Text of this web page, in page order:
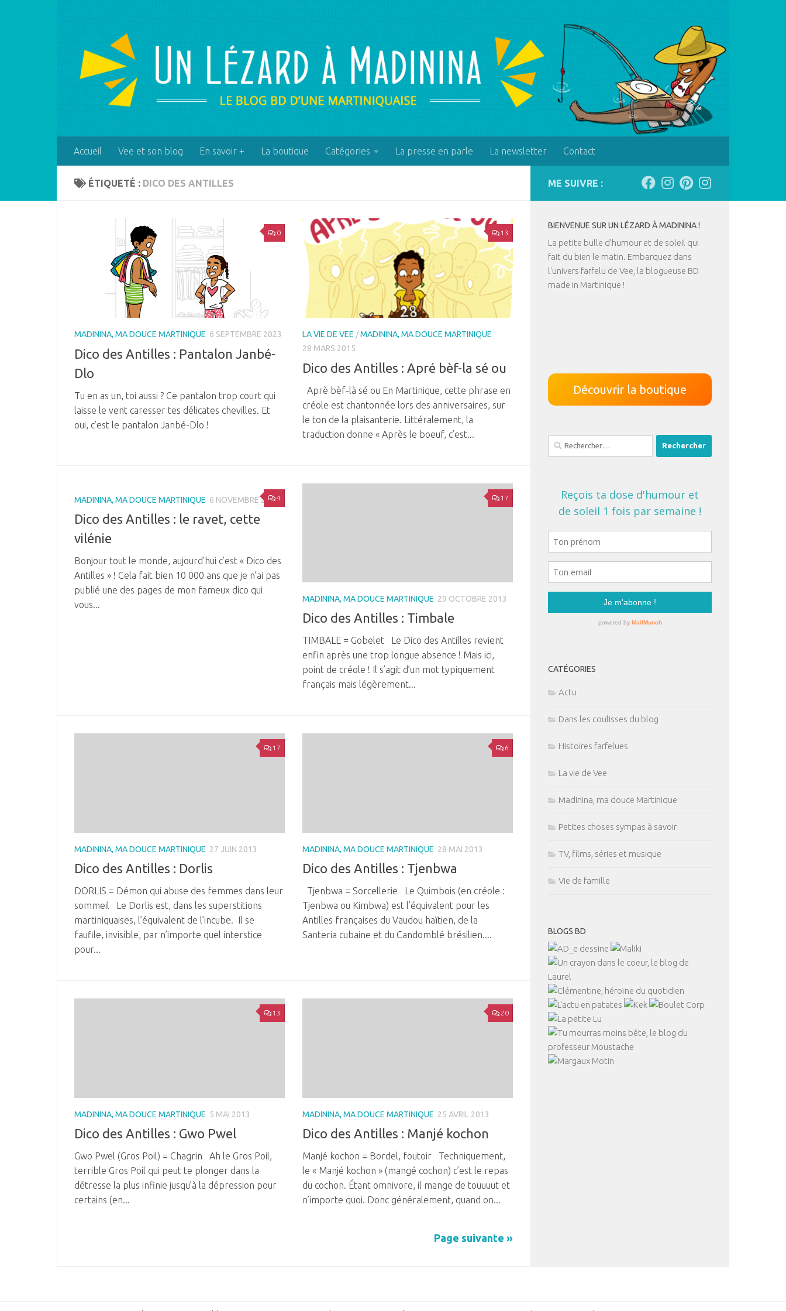
Accueil Vee et son blog En savoir + La boutique Catégories La presse en parle La newsletter Contact
ÉTIQUETÉ : DICO DES ANTILLES
0
MADININA, MA DOUCE MARTINIQUE 6 SEPTEMBRE 2023
Dico des Antilles : Pantalon Janbé-
Dlo
Tu en as un, toi aussi ? Ce pantalon trop court qui
laisse le vent caresser tes délicates chevilles. Et
oui, c’est le pantalon Janbé-Dlo !
13
LA VIE DE VEE /MADININA, MA DOUCE MARTINIQUE
28 MARS 2015
Dico des Antilles : Apré bèf-la sé ou
Aprè bèf-là sé ou En Martinique, cette phrase en
créole est chantonnée lors des anniversaires, sur
le ton de la plaisanterie. Littéralement, la
traduction donne « Après le boeuf, c’est...
4
MADININA, MA DOUCE MARTINIQUE 6 NOVEMBRE 2014
Dico des Antilles : le ravet, cette
vilénie
Bonjour tout le monde, aujourd’hui c’est « Dico des
Antilles » ! Cela fait bien 10 000 ans que je n’ai pas
publié une des pages de mon fameux dico qui
vous...
17
MADININA, MA DOUCE MARTINIQUE 29 OCTOBRE 2013
Dico des Antilles : Timbale
TIMBALE = Gobelet Le Dico des Antilles revient
enfin après une trop longue absence ! Mais ici,
point de créole ! Il s’agit d’un mot typiquement
français mais légèrement...
17
MADININA, MA DOUCE MARTINIQUE 27 JUIN 2013
Dico des Antilles : Dorlis
DORLIS = Démon qui abuse des femmes dans leur
sommeil Le Dorlis est, dans les superstitions
martiniquaises, l’équivalent de l’incube. Il se
faufile, invisible, par n’importe quel interstice
pour...
6
MADININA, MA DOUCE MARTINIQUE 28 MAI 2013
Dico des Antilles : Tjenbwa
Tjenbwa = Sorcellerie Le Quimbois (en créole :
Tjenbwa ou Kimbwa) est l’équivalent pour les
Antilles françaises du Vaudou haïtien, de la
Santeria cubaine et du Candomblé brésilien....
13
MADININA, MA DOUCE MARTINIQUE 5 MAI 2013
Dico des Antilles : Gwo Pwel
Gwo Pwel (Gros Poil) = Chagrin Ah le Gros Poil,
terrible Gros Poil qui peut te plonger dans la
détresse la plus infinie jusqu’à la dépression pour
certains (en...
20
MADININA, MA DOUCE MARTINIQUE 25 AVRIL 2013
Dico des Antilles : Manjé kochon
Manjé kochon = Bordel, foutoir Techniquement,
le « Manjé kochon » (mangé cochon) c’est le repas
du cochon. Étant omnivore, il mange de touuuut et
n’importe quoi. Donc généralement, quand on...
Page suivante »
ME SUIVRE :
BIENVENUE SUR UN LÉZARD À MADININA !
La petite bulle d’humour et de soleil qui
fait du bien le matin. Embarquez dans
l'univers farfelu de Vee, la blogueuse BD
made in Martinique !
Découvrir la boutique
Rechercher :
CATÉGORIES
Actu
Dans les coulisses du blog
Histoires farfelues
La vie de Vee
Madinina, ma douce Martinique
Petites choses sympas à savoir
TV, films, séries et musique
Vie de famille
BLOGS BD